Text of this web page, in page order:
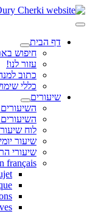
דף הבית
חיפוש
עזור לנו!
כתוב
כללי
שיעורים
לוח
שיעור
שיעורי
français